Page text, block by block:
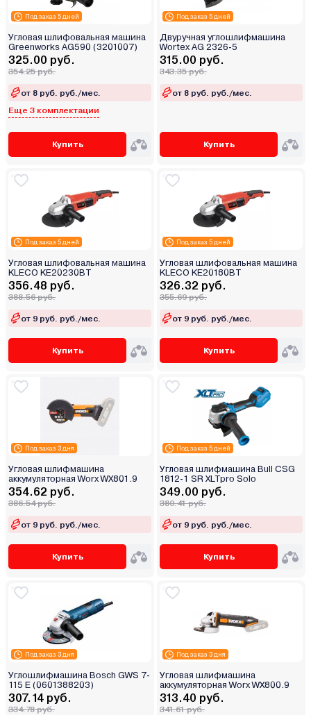
Под заказ 5 дней
Угловая шлифовальная машина
Greenworks AG590 (3201007)
325.00 руб.
354.25 руб.
от 8 руб. руб./мес.
Еще 3 комплектации
Купить
Под заказ 5 дней
Двуручная углошлифмашина
Wortex AG 2326-5
315.00 руб.
343.35 руб.
от 8 руб. руб./мес.
Купить
Под заказ 5 дней
Угловая шлифовальная машина
KLECO KE20230BT
356.48 руб.
388.56 руб.
от 9 руб. руб./мес.
Купить
Под заказ 5 дней
Угловая шлифовальная машина
KLECO KE20180BT
326.32 руб.
355.69 руб.
от 9 руб. руб./мес.
Купить
Под заказ 3 дня
Угловая шлифмашина
аккумуляторная Worx WX801.9
354.62 руб.
386.54 руб.
от 9 руб. руб./мес.
Купить
Под заказ 5 дней
Угловая шлифмашина Bull CSG
1812-1 SR XLTpro Solo
349.00 руб.
380.41 руб.
от 9 руб. руб./мес.
Купить
Под заказ 3 дня
Углошлифмашина Bosch GWS 7-
115 E (0601388203)
307.14 руб.
334.78 руб.
Под заказ 3 дня
Угловая шлифмашина
аккумуляторная Worx WX800.9
313.40 руб.
341.61 руб.